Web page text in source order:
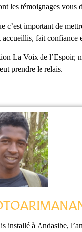
les témoignages
c’est important de
accueillis, fait
La Voix de l’Espoir,
prendre le relais.
installé à Andasibe,